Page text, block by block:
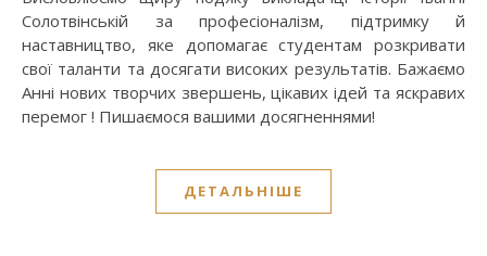
Солотвінській за професіоналізм, підтримку й
наставництво, яке допомагає студентам розкривати
свої таланти та досягати високих результатів. Бажаємо
Анні нових творчих звершень, цікавих ідей та яскравих
перемог ! Пишаємося вашими досягненнями!
ДЕТАЛЬНІШЕ